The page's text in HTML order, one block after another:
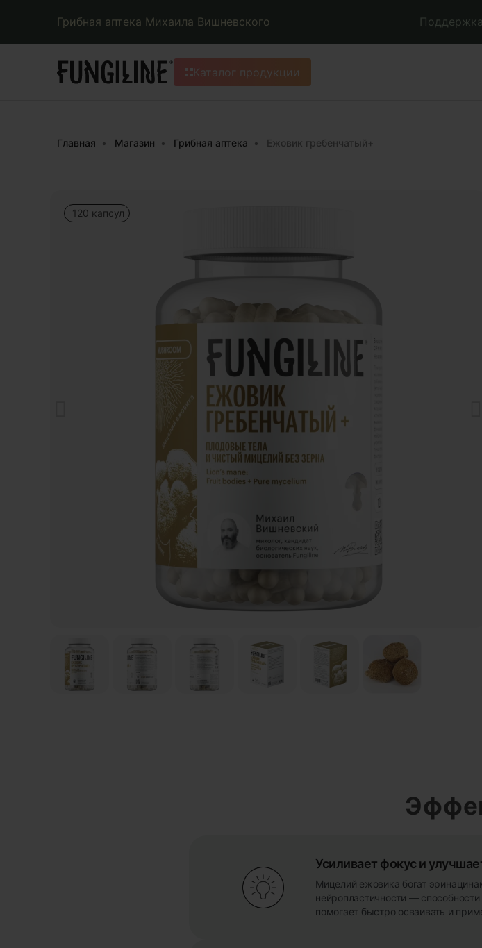
Грибная аптека Михаила Вишневского
Каталог продукции
Главная Магазин Грибная аптека Ежовик гребенчатый+
120 капсул
Усиливает фокус и
Мицелий ежовика богат
нейропластичности —
помогает быстро осваивать и